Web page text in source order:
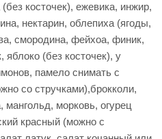
косточек), ежевика, инжир,
нектарин, облепиха (ягоды,
смородина, фейхоа, финик,
(без косточек), у
памело снимать с
со стручками),брокколи,
мангольд, морковь, огурец
красный (можно с